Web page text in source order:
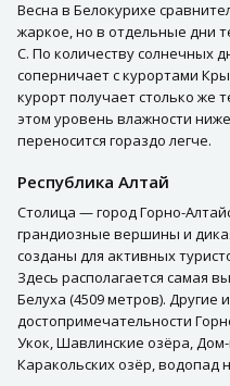
Весна в Белокурихе
жаркое, но в отдельные дни
С. По количеству солнечных
соперничает с курортами
курорт получает столько же
этом уровень влажности
переносится гораздо легче.
Республика Алтай
Столица — город Горно-
грандиозные вершины и
созданы для активных
Здесь располагается самая
Белуха (4509 метров). Другие
достопримечательности
Укок, Шавлинские озёра,
Каракольских озёр, водопад